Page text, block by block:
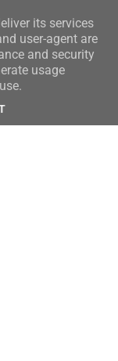
its services
user-agent are
and security
usage